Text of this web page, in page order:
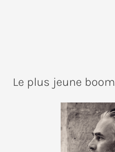
Le plus jeune